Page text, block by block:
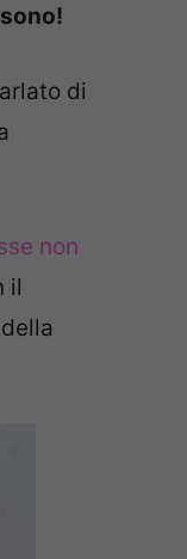
di
non
il